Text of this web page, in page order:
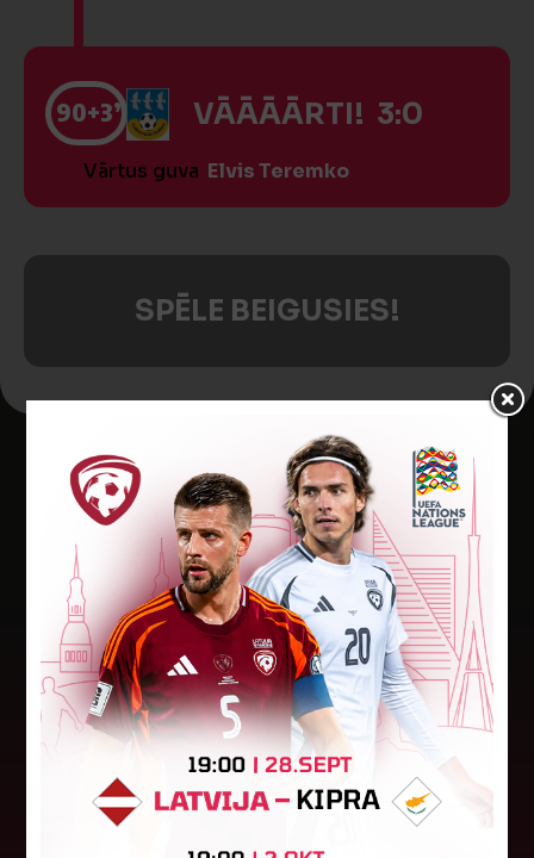
90+3’ VĀĀĀĀRTI! 3:0
Vārtus guva Elvis Teremko
SPĒLE BEIGUSIES!
Jaunākās ziņas